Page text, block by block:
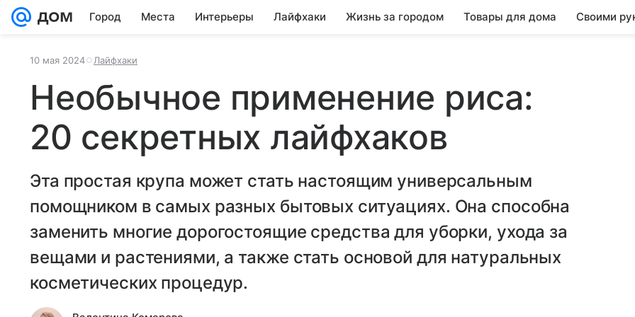
Город Места Интерьеры Лайфхаки Жизнь за городом Товары для дома Своими
10 мая 2024 Лайфхаки
Необычное применение риса:
20 секретных лайфхаков
Эта простая крупа может стать настоящим универсальным
помощником в самых разных бытовых ситуациях. Она способна
заменить многие дорогостоящие средства для уборки, ухода за
вещами и растениями, а также стать основой для натуральных
косметических процедур.